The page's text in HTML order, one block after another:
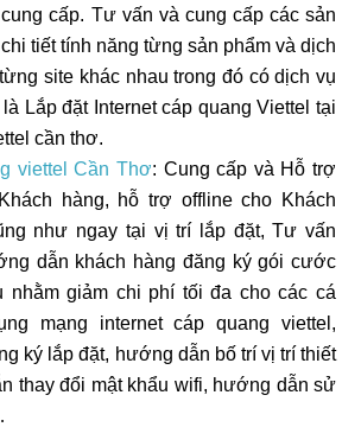
cung cấp. Tư vấn và cung cấp các sản
tiết tính năng từng sản phẩm và dịch
site khác nhau trong đó có dịch vụ
Lắp đặt Internet cáp quang Viettel tại
cần thơ.
viettel Cần Thơ: Cung cấp và Hỗ trợ
hàng, hỗ trợ offline cho Khách
như ngay tại vị trí lắp đặt, Tư vấn
dẫn khách hàng đăng ký gói cước
nhằm giảm chi phí tối đa cho các cá
mạng internet cáp quang viettel,
ký lắp đặt, hướng dẫn bố trí vị trí thiết
thay đổi mật khẩu wifi, hướng dẫn sử